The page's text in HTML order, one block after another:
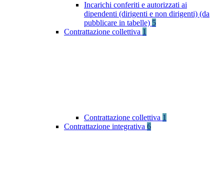
Incarichi conferiti e autorizzati ai
dipendenti (dirigenti e non dirigenti) (da
pubblicare in tabelle) 5
Contrattazione collettiva 1
Contrattazione collettiva 1
Contrattazione integrativa 6